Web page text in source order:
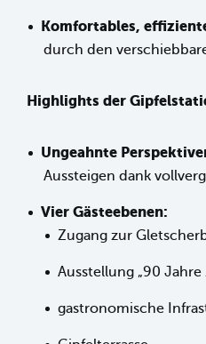
Komfortables,
durch den
Highlights der
Ungeahnte
Aussteigen dank
Vier Gästeebenen:
Zugang zur
Ausstellung „90 Jahre
gastronomische